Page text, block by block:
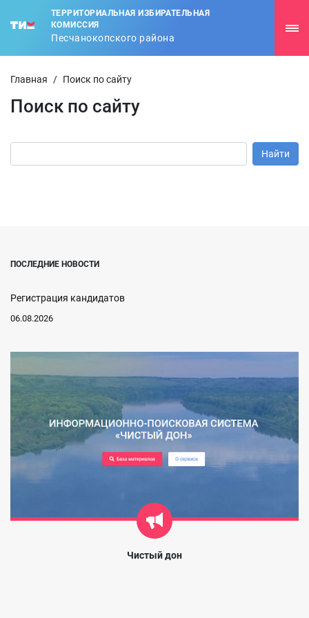
ТЕРРИТОРИАЛЬНАЯ ИЗБИРАТЕЛЬНАЯ
КОМИССИЯ
Песчанокопского района
Главная / Поиск по сайту
Поиск по сайту
ПОСЛЕДНИЕ НОВОСТИ
Регистрация кандидатов
06.08.2026
Чистый дон